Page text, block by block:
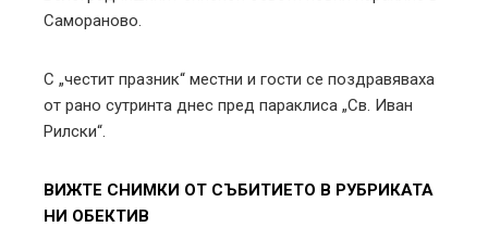
Самораново.
С „честит празник“ местни и гости се поздравяваха
от рано сутринта днес пред параклиса „Св. Иван
Рилски“.
ВИЖТЕ СНИМКИ ОТ СЪБИТИЕТО В РУБРИКАТА
НИ ОБЕКТИВ